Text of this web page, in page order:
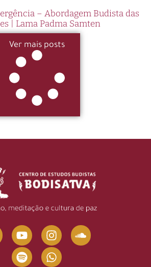
– Abordagem Budista das
| Lama Padma Samten
Ver mais posts